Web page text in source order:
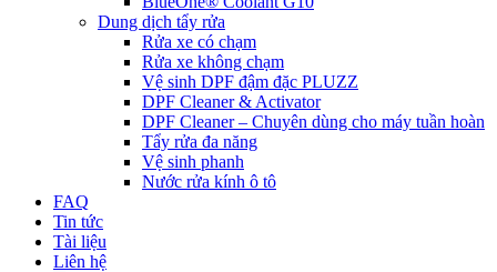
Dung dịch tẩy rửa
Rửa xe có chạm
Rửa xe không chạm
Vệ sinh DPF đậm đặc PLUZZ
DPF Cleaner & Activator
DPF Cleaner – Chuyên dùng cho máy tuần hoàn
Tẩy rửa đa năng
Vệ sinh phanh
Nước rửa kính ô tô
FAQ
Tin tức
Tài liệu
Liên hệ